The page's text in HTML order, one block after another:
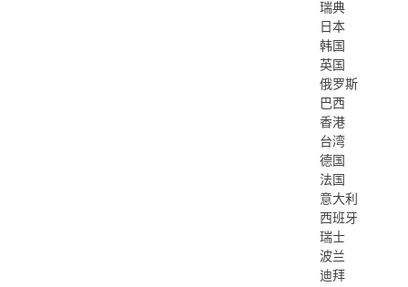
瑞典
日本
韩国
英国
俄罗斯
巴西
香港
台湾
德国
法国
意大利
西班牙
瑞士
波兰
迪拜